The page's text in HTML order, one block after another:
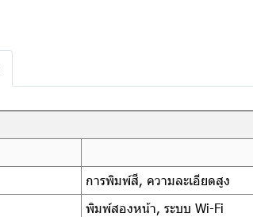
การพิมพ์สี, ความละเอียดสูง
พิมพ์สองหน้า, ระบบ Wi-Fi